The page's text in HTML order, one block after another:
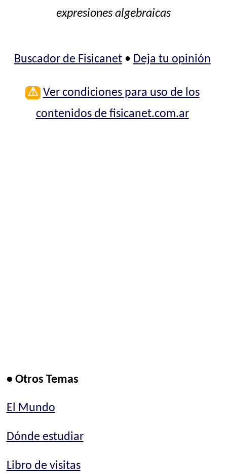
expresiones algebraicas
Buscador de Fisicanet• Deja tu opinión
⚠ Ver condiciones para uso de los
contenidos de fisicanet.com.ar
• Otros Temas
El Mundo
Dónde estudiar
Libro de visitas